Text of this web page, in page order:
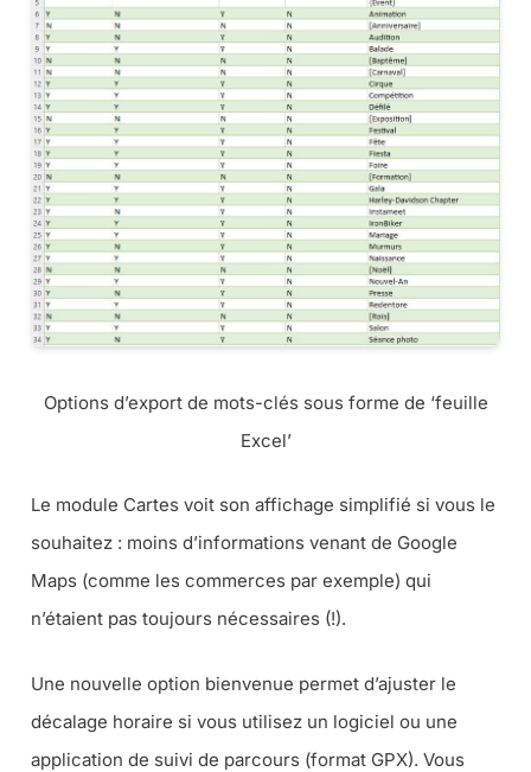
Options d’export de mots-clés sous forme de ‘feuille
Excel’
Le module Cartes voit son affichage simplifié si vous le
souhaitez : moins d’informations venant de Google
Maps (comme les commerces par exemple) qui
n’étaient pas toujours nécessaires (!).
Une nouvelle option bienvenue permet d’ajuster le
décalage horaire si vous utilisez un logiciel ou une
application de suivi de parcours (format GPX). Vous